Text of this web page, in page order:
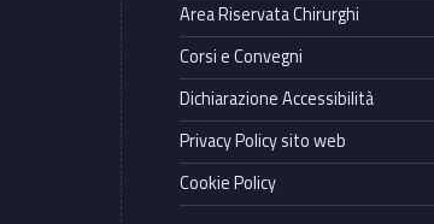
Area Riservata Chirurghi
Corsi e Convegni
Dichiarazione Accessibilità
Privacy Policy sito web
Cookie Policy